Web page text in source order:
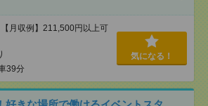
月収例】211,500円以上可
39分
気になる！